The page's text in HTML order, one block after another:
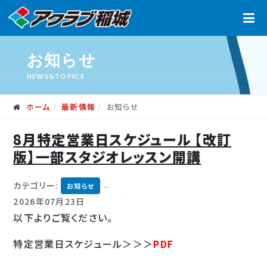
お知らせ
NEWS&TOPICS
ホーム 最新情報 お知らせ
8月特定営業日スケジュール 【改訂
版】一部スタジオレッスン開講
カテゴリー: お知らせ
2026年07月23日
以下よりご覧ください。
特定営業日スケジュール＞＞＞PDF